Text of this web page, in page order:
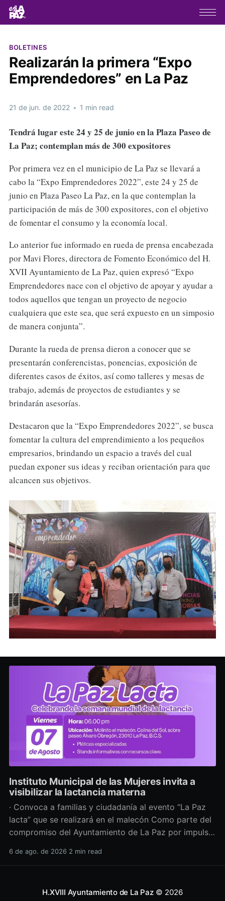
BOLETINES
Realizarán la primera “Expo
Emprendedores” en La Paz
21 de jun. de 2022 • 1 min read
Tendrá lugar este 24 y 25 de junio en la Plaza Paseo de
La Paz; contemplan más de 300 expositores
Por primera vez en el municipio de La Paz se llevará a
cabo la “Expo Emprendedores 2022”, este 24 y 25 de
junio en Plaza Paseo La Paz, en la que contemplan la
participación de más de 300 expositores, con el objetivo
de fomentar el consumo y la economía local.
Lo anterior fue informado en rueda de prensa encabezada
por Mavi Flores, directora de Fomento Económico del H.
XVII Ayuntamiento de La Paz, quien expresó “Expo
Emprendedores nace con el objetivo de apoyar y ayudar a
todos aquellos que tengan un proyecto de negocio
cualquiera que este sea, que será expuesto en un simposio
de manera conjunta”.
Durante la rueda de prensa dieron a conocer que se
presentarán conferencistas, ponencias, exposición de
diferentes casos de éxitos, así como talleres y mesas de
trabajo, además de proyectos de estudiantes y se
brindarán asesorías.
Destacaron que la “Expo Emprendedores 2022”, se busca
fomentar la cultura del emprendimiento a los pequeños
empresarios, brindando un espacio a través del cual
puedan exponer sus ideas y reciban orientación para que
alcancen sus objetivos.
Instituto Municipal de las Mujeres invita a
visibilizar la lactancia materna
· Convoca a familias y ciudadanía al evento “La Paz
lacta” que se realizará en el malecón Como parte del
compromiso del Ayuntamiento de La Paz por impulsar
salud y los derechos de las mujeres, así como generar
6 de ago. de 2026 2 min read
H.XVIII Ayuntamiento de La Paz© 2026